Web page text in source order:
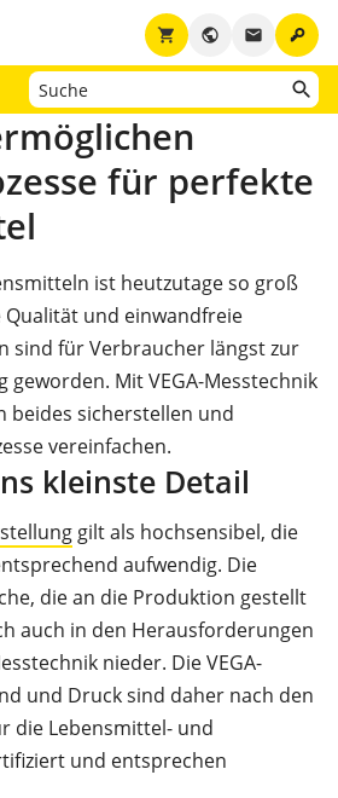
key
email
public
shopping_cart
für perfekte
ist heutzutage so groß
Qualität und einwandfreie
sind für Verbraucher längst zur
geworden. Mit VEGA-Messtechnik
beides sicherstellen und
vereinfachen.
kleinste Detail
gilt als hochsensibel, die
aufwendig. Die
die an die Produktion gestellt
auch in den Herausforderungen
nieder. Die VEGA-
und Druck sind daher nach den
die Lebensmittel- und
und entsprechen